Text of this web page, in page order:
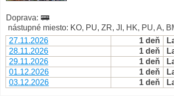
Doprava:
nástupné miesto: KO, PU, ZR, JI, HK, PU, A,
27.11.2026
1 deň
28.11.2026
1 deň
29.11.2026
1 deň
01.12.2026
1 deň
03.12.2026
1 deň